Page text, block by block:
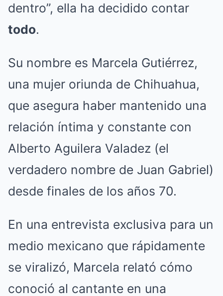
dentro”, ella ha decidido contar
todo.
Su nombre es Marcela Gutiérrez,
una mujer oriunda de Chihuahua,
que asegura haber mantenido una
relación íntima y constante con
Alberto Aguilera Valadez (el
verdadero nombre de Juan Gabriel)
desde finales de los años 70.
En una entrevista exclusiva para un
medio mexicano que rápidamente
se viralizó, Marcela relató cómo
conoció al cantante en una